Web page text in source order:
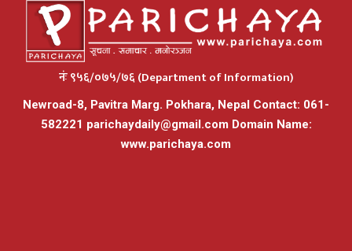
नंः ९५६/०७५/७६ (Department of Information)
Newroad-8, Pavitra Marg. Pokhara, Nepal Contact: 061-
582221 parichaydaily@gmail.comDomain Name:
www.parichaya.com